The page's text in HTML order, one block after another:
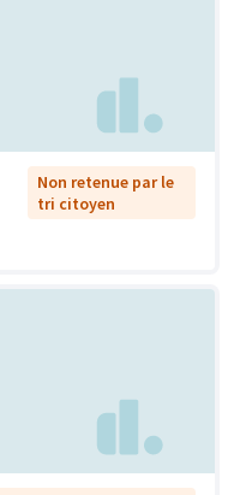
Non retenue par le
tri citoyen